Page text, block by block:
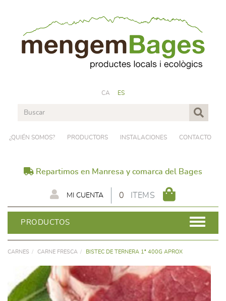
CA ES
¿QUIÉN SOMOS? PRODUCTORS INSTALACIONES CONTACTO
Repartimos en Manresa y comarca del Bages
0 ITEMS
MI CUENTA
PRODUCTOS
CARNES CARNE FRESCA BISTEC DE TERNERA 1ª 400G APROX